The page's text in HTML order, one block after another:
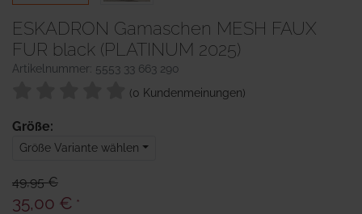
ESKADRON Gamaschen MESH FAUX
FUR black (PLATINUM 2025)
Artikelnummer: 5553 33 663 290
(0 Kundenmeinungen)
Größe:
Größe Variante wählen
49,95 €
35,00 € *